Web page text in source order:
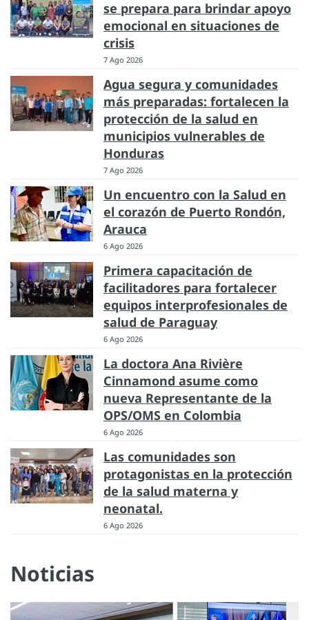
se prepara para brindar apoyo
emocional en situaciones de
crisis
7 Ago 2026
Agua segura y comunidades
más preparadas: fortalecen la
protección de la salud en
municipios vulnerables de
Honduras
7 Ago 2026
Un encuentro con la Salud en
el corazón de Puerto Rondón,
Arauca
6 Ago 2026
Primera capacitación de
facilitadores para fortalecer
equipos interprofesionales de
salud de Paraguay
6 Ago 2026
La doctora Ana Rivière
Cinnamond asume como
nueva Representante de la
OPS/OMS en Colombia
6 Ago 2026
Las comunidades son
protagonistas en la protección
de la salud materna y
neonatal.
6 Ago 2026
Noticias